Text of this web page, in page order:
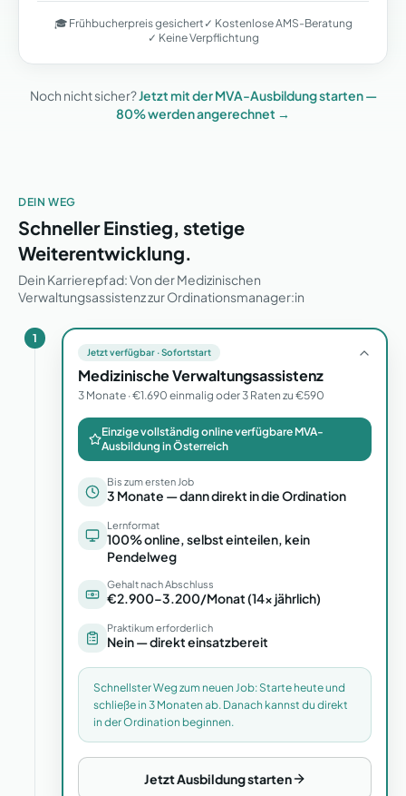
🎓 Frühbucherpreis gesichert ✓ Kostenlose AMS-Beratung
✓ Keine Verpflichtung
Noch nicht sicher?Jetzt mit der MVA-Ausbildung starten —
80% werden angerechnet →
DEIN WEG
Schneller Einstieg, stetige
Weiterentwicklung.
Dein Karrierepfad: Von der Medizinischen
Verwaltungsassistenz zur Ordinationsmanager:in
1
Jetzt verfügbar · Sofortstart
Medizinische Verwaltungsassistenz
3 Monate · €1.690 einmalig oder 3 Raten zu €590
Einzige vollständig online verfügbare MVA-
Ausbildung in Österreich
Bis zum ersten Job
3 Monate — dann direkt in die Ordination
Lernformat
100% online, selbst einteilen, kein
Pendelweg
Gehalt nach Abschluss
€2.900–3.200/Monat (14× jährlich)
Praktikum erforderlich
Nein — direkt einsatzbereit
Schnellster Weg zum neuen Job: Starte heute und
schließe in 3 Monaten ab. Danach kannst du direkt
in der Ordination beginnen.
Jetzt Ausbildung starten